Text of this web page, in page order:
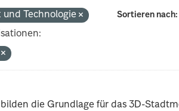
Sortieren nach
und Technologie
die Grundlage für das 3D-